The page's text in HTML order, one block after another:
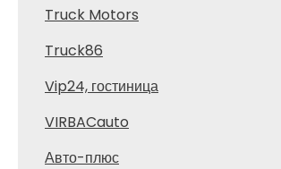
Truck Motors
Truck86
Vip24, гостиница
VIRBACauto
Авто-плюс